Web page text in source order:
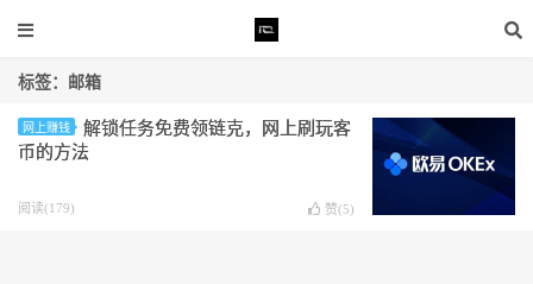
标签：邮箱
网上赚钱
解锁任务免费领链克，网上刷玩客
币的方法
阅读(179) 赞(5)